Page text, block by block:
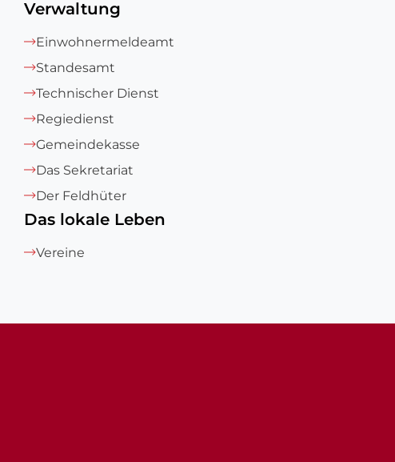
Verwaltung
Einwohnermeldeamt
Standesamt
Technischer Dienst
Regiedienst
Gemeindekasse
Das Sekretariat
Der Feldhüter
Das lokale Leben
Vereine